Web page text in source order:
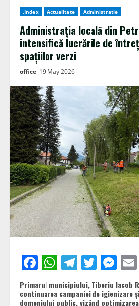
.Index Actualitate Administratie
Administrația locală din
intensifică lucrările de
spațiilor verzi
office 19 May 2026
Facebook
WhatsApp
Telegram
Twitter
Primarul municipiului, Tiberiu Iacob
continuarea campaniei de igienizare
domeniului public, vizând